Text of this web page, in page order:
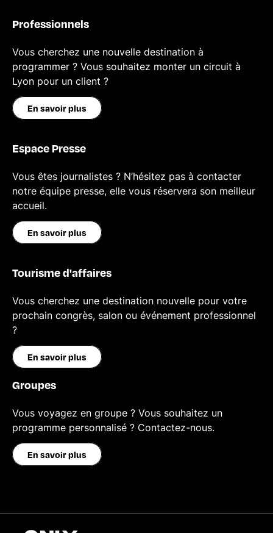
Professionnels
Vous cherchez une nouvelle destination à
programmer ? Vous souhaitez monter un circuit à
Lyon pour un client ?
En savoir plus
Espace Presse
Vous êtes journalistes ? N’hésitez pas à contacter
notre équipe presse, elle vous réservera son meilleur
accueil.
En savoir plus
Tourisme d'affaires
Vous cherchez une destination nouvelle pour votre
prochain congrès, salon ou événement professionnel
?
En savoir plus
Groupes
Vous voyagez en groupe ? Vous souhaitez un
programme personnalisé ? Contactez-nous.
En savoir plus